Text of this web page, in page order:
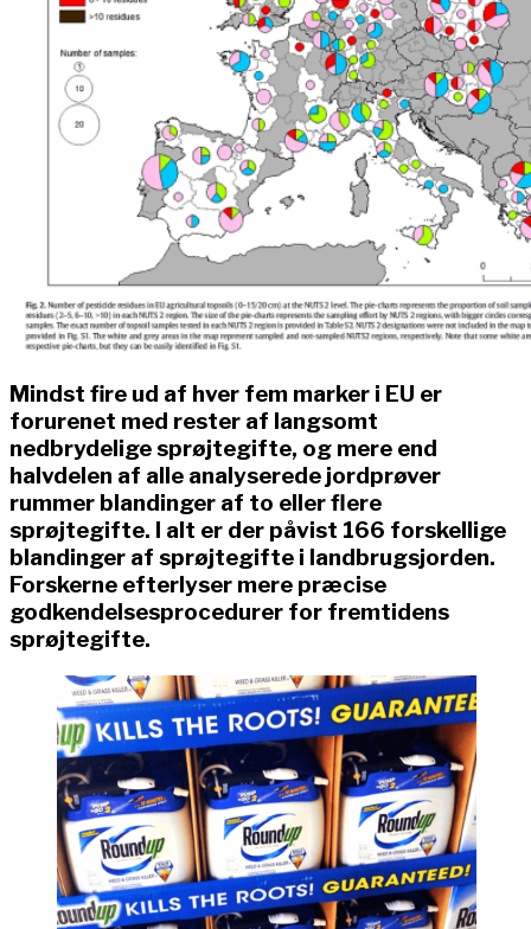
Mindst fire ud af hver fem marker i EU er
forurenet med rester af langsomt
nedbrydelige sprøjtegifte, og mere end
halvdelen af alle analyserede jordprøver
rummer blandinger af to eller flere
sprøjtegifte. I alt er der påvist 166 forskellige
blandinger af sprøjtegifte i landbrugsjorden.
Forskerne efterlyser mere præcise
godkendelsesprocedurer for fremtidens
sprøjtegifte.